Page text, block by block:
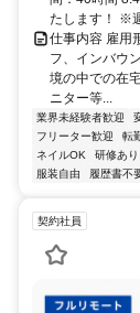
たします！ ※
仕事内容 雇用
フ、インバウ
境の中での在
ニター等...
業界未経験者歓迎
フリーター歓迎
転
ネイルOK
研修あり
服装自由
履歴書不
契約社員